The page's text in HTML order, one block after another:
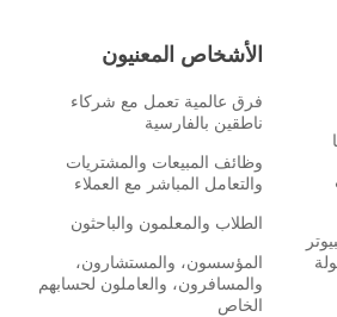
الأشخاص المعنيون
فرق عالمية تعمل مع شركاء
ناطقين بالفارسية
وظائف المبيعات والمشتريات
والتعامل المباشر مع العملاء
الطلاب والمعلمون والباحثون
المؤسسون، والمستشارون،
والمسافرون، والعاملون لحسابهم
الخاص